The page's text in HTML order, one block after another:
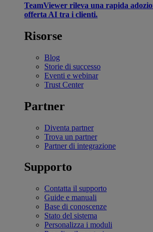
TeamViewer rileva una rapida
offerta AI tra i clienti.
Risorse
Blog
Storie di successo
Eventi e webinar
Trust Center
Partner
Diventa partner
Trova un partner
Partner di integrazione
Supporto
Contatta il supporto
Guide e manuali
Base di conoscenze
Stato del sistema
Personalizza i moduli